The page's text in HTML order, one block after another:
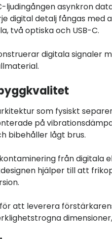
ljudingången asynkron
digital detalj fångas med
två optiska och USB-C.
digitala signaler
som fysiskt
på
bibehåller lågt brus.
från digitala
hjälper till att
att leverera